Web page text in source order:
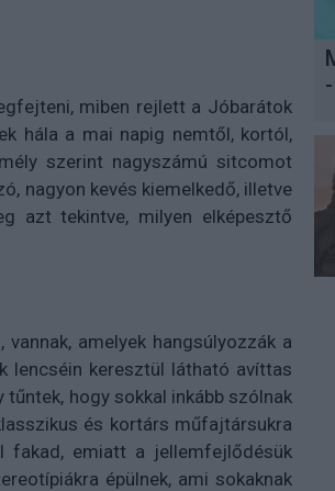
miben rejlett a Jóbarátok
hála a mai napig nemtől, kortól,
szerint nagyszámú sitcomot
nagyon kevés kiemelkedő, illetve
azt tekintve, milyen elképesztő
amelyek hangsúlyozzák a
lencséin keresztül látható avíttas
hogy sokkal inkább szólnak
és kortárs műfajtársukra
fakad, emiatt a jellemfejlődésük
épülnek, ami sokaknak